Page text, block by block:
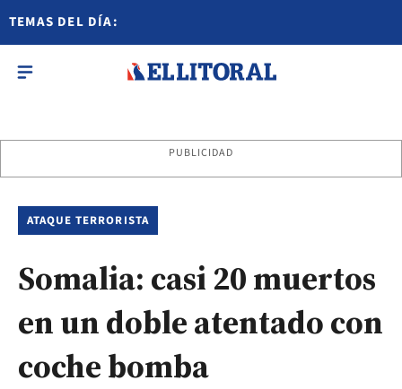
TEMAS DEL DÍA:
PUBLICIDAD
ATAQUE TERRORISTA
Somalia: casi 20 muertos
en un doble atentado con
coche bomba